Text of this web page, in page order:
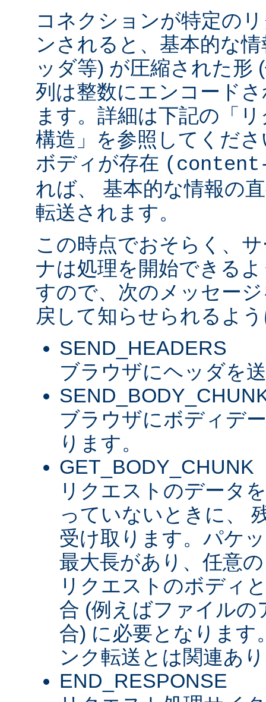
コネクションが特定の
ンされると、基本的な
ッダ等) が圧縮された形
列は整数にエンコード
ます。詳細は下記の「
構造」を参照してくだ
ボディが存在
れば、 基本的な情報の
転送されます。
この時点でおそらく、
ナは処理を開始できる
すので、次のメッセー
戻して知らせられるよ
SEND_HEADERS
ブラウザにヘッダを
ブラウザにボディデ
ります。
GET_BODY_CHUNK
リクエストのデータ
っていないときに、
受け取ります。パケ
最大長があり、任意
リクエストのボディ
合 (例えばファイルの
合) に必要となります
ンク転送とは関連あ
END_RESPONSE